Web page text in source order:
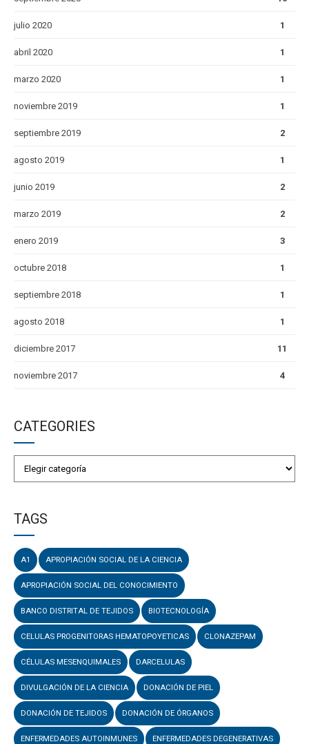
julio 2020 1
abril 2020 1
marzo 2020 1
noviembre 2019 1
septiembre 2019 2
agosto 2019 1
junio 2019 2
marzo 2019 2
enero 2019 3
octubre 2018 1
septiembre 2018 1
agosto 2018 1
diciembre 2017 11
noviembre 2017 4
CATEGORIES
TAGS
A1 APROPIACIÓN SOCIAL DE LA CIENCIA
APROPIACIÓN SOCIAL DEL CONOCIMIENTO
BANCO DISTRITAL DE TEJIDOS BIOTECNOLOGÍA
CELULAS PROGENITORAS HEMATOPOYETICAS CLONAZEPAM
CÉLULAS MESENQUIMALES DARCELULAS
DIVULGACIÓN DE LA CIENCIA DONACIÓN DE PIEL
DONACIÓN DE TEJIDOS DONACIÓN DE ÓRGANOS
ENFERMEDADES AUTOINMUNES ENFERMEDADES DEGENERATIVAS